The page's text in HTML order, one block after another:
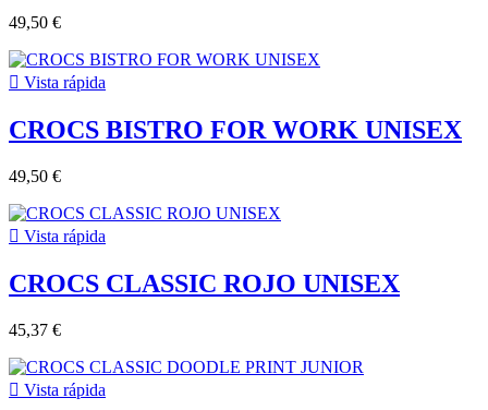
49,50 €
 Vista rápida
CROCS BISTRO FOR WORK UNISEX
49,50 €
 Vista rápida
CROCS CLASSIC ROJO UNISEX
45,37 €
 Vista rápida